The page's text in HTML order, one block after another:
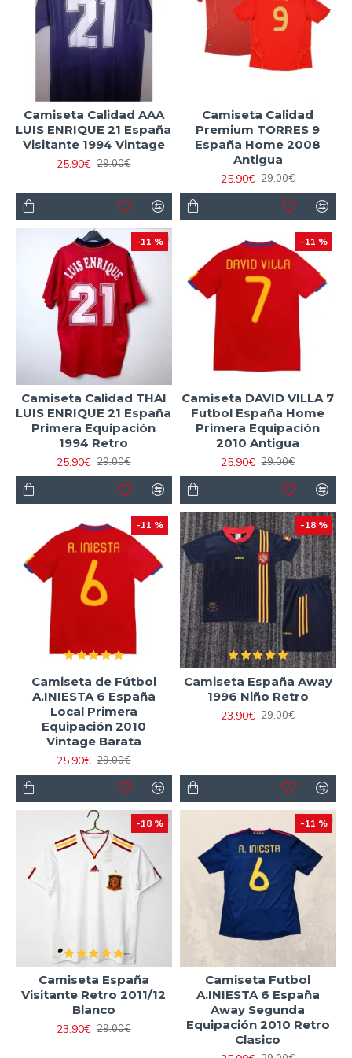
futbolística de la selección. ¡Descubre nuestra selección y
lleva la historia de la Selección Española contigo!
Igualmente, puedes elegir
camiseta futbol niños
para
sus niños que se peronaliza con el nombre y número de
las leyendas.
Camiseta Calidad AAA
LUIS ENRIQUE 21 España
Visitante 1994 Vintage
25.90€ 29.00€
Camiseta Calidad
Premium TORRES 9
España Home 2008
Antigua
25.90€ 29.00€
-11 %
Camiseta Calidad THAI
LUIS ENRIQUE 21 España
Primera Equipación
1994 Retro
25.90€ 29.00€
-11 %
Camiseta DAVID VILLA 7
Futbol España Home
Primera Equipación
2010 Antigua
25.90€ 29.00€
-11 %
Camiseta de Fútbol
A.INIESTA 6 España
Local Primera
Equipación 2010
Vintage Barata
25.90€ 29.00€
-18 %
Camiseta España Away
1996 Niño Retro
23.90€ 29.00€
-18 %
Camiseta España
Visitante Retro 2011/12
Blanco
23.90€ 29.00€
-11 %
Camiseta Futbol
A.INIESTA 6 España
Away Segunda
Equipación 2010 Retro
Clasico